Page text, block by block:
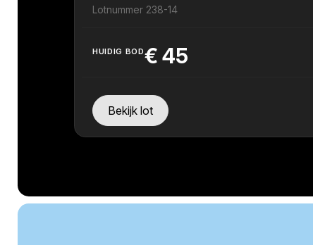
Lotnummer 238-14
HUIDIG BOD€ 45
Bekijk lot